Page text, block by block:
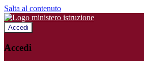
Salta al contenuto
Accedi
Accedi